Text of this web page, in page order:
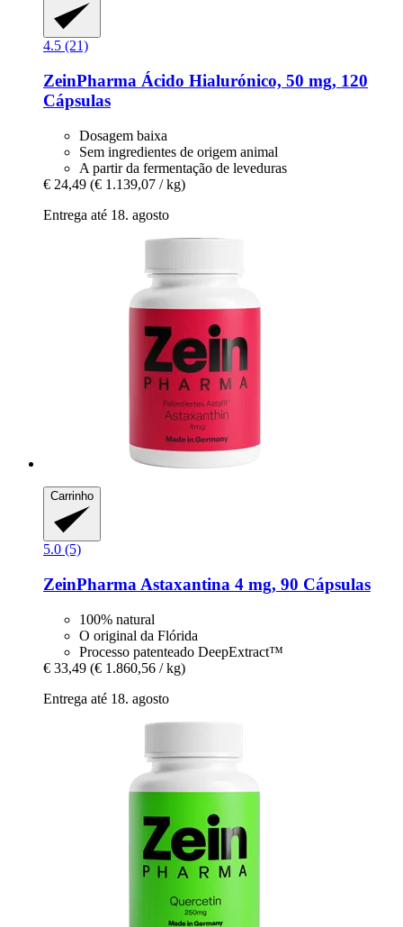
4.5 (21)
ZeinPharma Ácido Hialurónico, 50 mg, 120
Cápsulas
Dosagem baixa
Sem ingredientes de origem animal
A partir da fermentação de leveduras
€ 24,49 (€ 1.139,07 / kg)
Entrega até 18. agosto
Carrinho
5.0 (5)
ZeinPharma Astaxantina 4 mg, 90 Cápsulas
100% natural
O original da Flórida
Processo patenteado DeepExtract™
€ 33,49 (€ 1.860,56 / kg)
Entrega até 18. agosto